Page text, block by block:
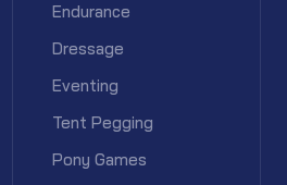
Endurance
Dressage
Eventing
Tent Pegging
Pony Games